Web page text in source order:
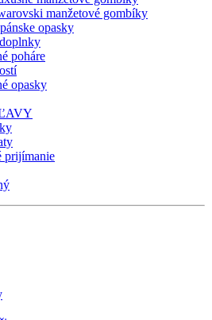
manžetové gombíky
opasky
poháre
opasky
prijímanie